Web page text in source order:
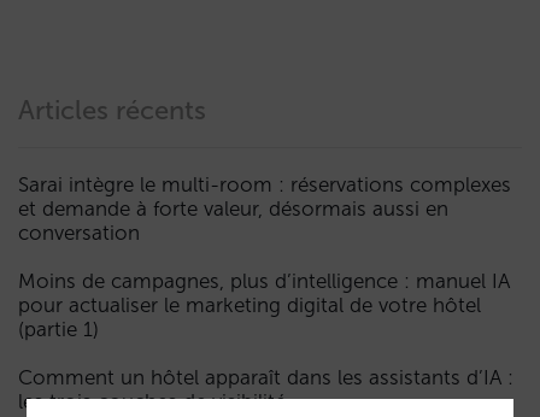
Articles récents
Sarai intègre le multi-room : réservations complexes
et demande à forte valeur, désormais aussi en
conversation
Moins de campagnes, plus d’intelligence : manuel IA
pour actualiser le marketing digital de votre hôtel
(partie 1)
Comment un hôtel apparaît dans les assistants d’IA :
les trois couches de visibilité